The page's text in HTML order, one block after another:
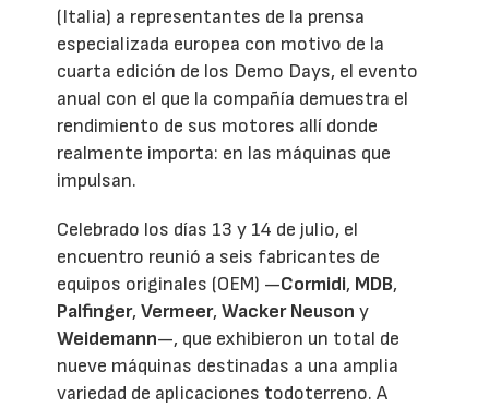
(Italia) a representantes de la prensa
especializada europea con motivo de la
cuarta edición de los Demo Days, el evento
anual con el que la compañía demuestra el
rendimiento de sus motores allí donde
realmente importa: en las máquinas que
impulsan.
Celebrado los días 13 y 14 de julio, el
encuentro reunió a seis fabricantes de
equipos originales (OEM) —Cormidi, MDB,
Palfinger,Vermeer,Wacker Neuson y
Weidemann—, que exhibieron un total de
nueve máquinas destinadas a una amplia
variedad de aplicaciones todoterreno. A